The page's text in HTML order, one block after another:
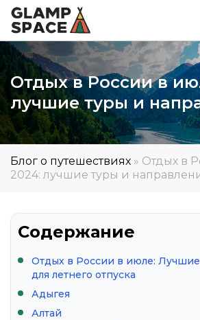
Отдых в России в
лучшие туры и
Блог о путешествиях » Отдых в
2024: лучшие туры и
Содержание
Отдых в России в июле:
для летнего отпуска
Адыгея
Алтай